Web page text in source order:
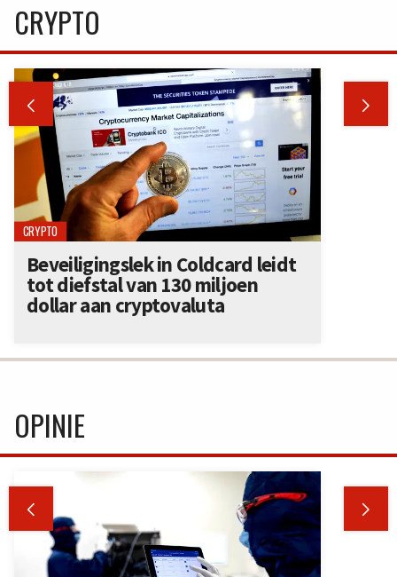
CRYPTO
 
CRYPTO
Beveiligingslek in Coldcard leidt
tot diefstal van 130 miljoen
dollar aan cryptovaluta
OPINIE
 